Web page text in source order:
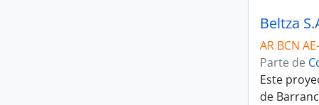
Beltza
AR BCN
Parte de
Este
de